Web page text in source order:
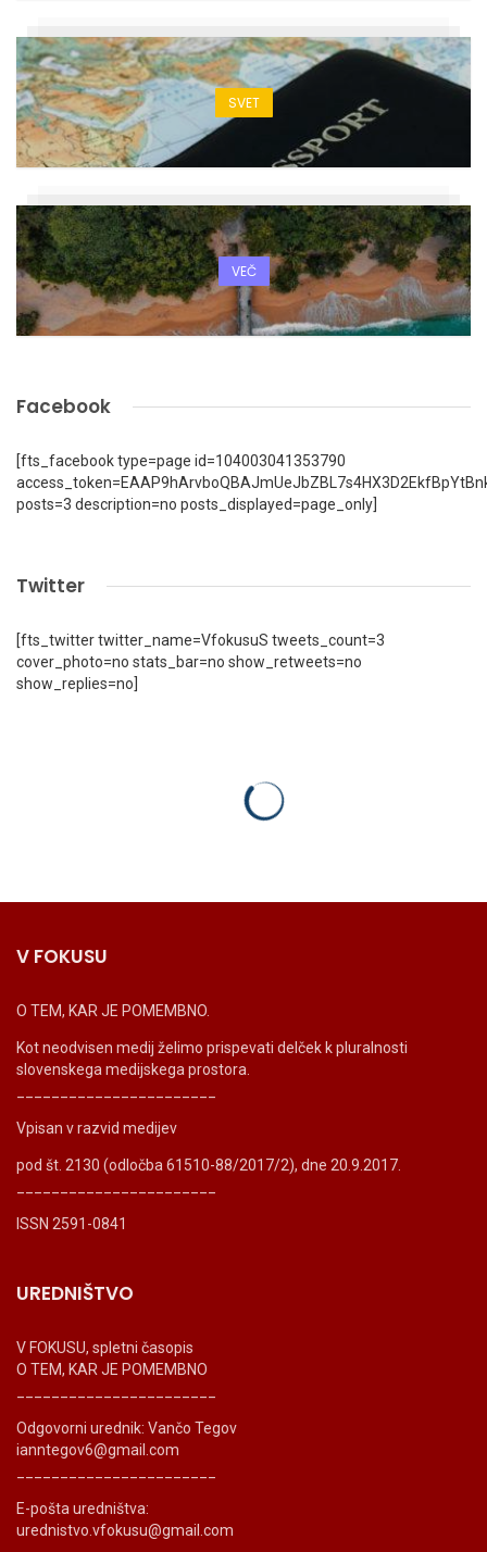
SVET
VEČ
Facebook
[fts_facebook type=page id=104003041353790
posts=3 description=no posts_displayed=page_only]
Twitter
[fts_twitter twitter_name=VfokusuS tweets_count=3
cover_photo=no stats_bar=no show_retweets=no
show_replies=no]
V FOKUSU
O TEM, KAR JE POMEMBNO.
Kot neodvisen medij želimo prispevati delček k pluralnosti
slovenskega medijskega prostora.
Vpisan v razvid medijev
pod št. 2130 (odločba 61510-88/2017/2), dne 20.9.2017.
ISSN 2591-0841
UREDNIŠTVO
V FOKUSU, spletni časopis
O TEM, KAR JE POMEMBNO
Odgovorni urednik: Vančo Tegov
ianntegov6@gmail.com
E-pošta uredništva:
urednistvo.vfokusu@gmail.com